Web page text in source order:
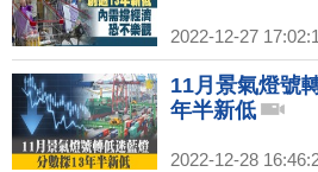
2022-12-27
11月景氣燈號
年半新低
2022-12-28